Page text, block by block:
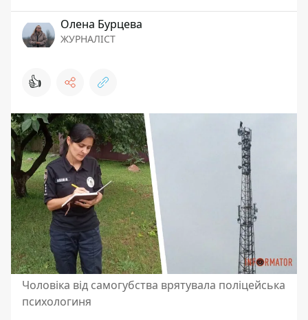
Олена Бурцева
ЖУРНАЛІСТ
👍
Чоловіка від самогубства врятувала поліцейська
психологиня